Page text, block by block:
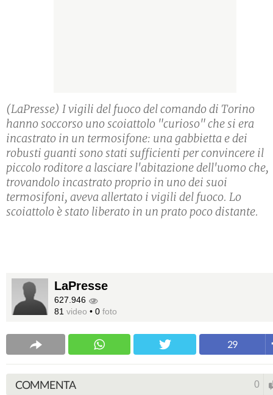
(LaPresse) I vigili del fuoco del comando di Torino
hanno soccorso uno scoiattolo "curioso" che si era
incastrato in un termosifone: una gabbietta e dei
robusti guanti sono stati sufficienti per convincere il
piccolo roditore a lasciare l'abitazione dell'uomo che,
trovandolo incastrato proprio in uno dei suoi
termosifoni, aveva allertato i vigili del fuoco. Lo
scoiattolo è stato liberato in un prato poco distante.
LaPresse
627.946
81 video • 0 foto
29
COMMENTA 0